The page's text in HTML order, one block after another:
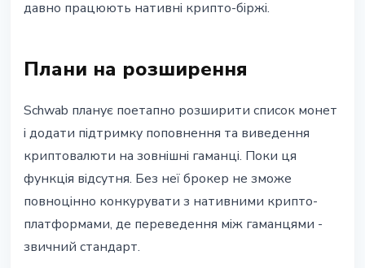
давно працюють нативні крипто-біржі.
Плани на розширення
Schwab планує поетапно розширити список монет
і додати підтримку поповнення та виведення
криптовалюти на зовнішні гаманці. Поки ця
функція відсутня. Без неї брокер не зможе
повноцінно конкурувати з нативними крипто-
платформами, де переведення між гаманцями -
звичний стандарт.